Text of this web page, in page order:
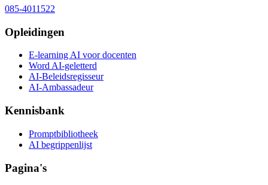
085-4011522
Opleidingen
E-learning AI voor docenten
Word AI-geletterd
AI-Beleidsregisseur
AI-Ambassadeur
Kennisbank
Promptbibliotheek
AI begrippenlijst
Pagina's